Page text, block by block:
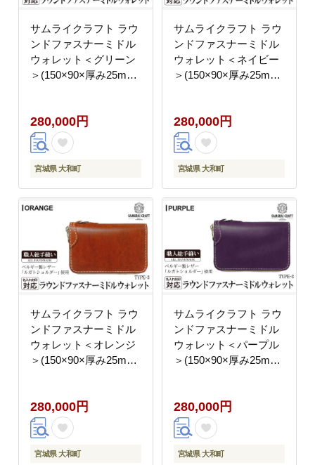
サムライクラフト ラウ
ンドファスナーミドル
ウォレット＜グリーン
＞(150×90×厚み25mm)
フ ルガトショルダー ギ
フト 名入れ 日本製 手
縫い ハンドメイド ファ
ッション 小物 Samurai
Field】ta284-green
280,000円
宮城県 大和町
サムライクラフト ラウ
ンドファスナーミドル
ウォレット＜ネイビー
＞(150×90×厚み25mm)
フ ルガトショルダー ギ
フト 名入れ 日本製 手
縫い ハンドメイド ファ
ッション 小物 Samurai
Field】ta284-navy
280,000円
宮城県 大和町
サムライクラフト ラウ
ンドファスナーミドル
ウォレット＜オレンジ
＞(150×90×厚み25mm)
フ ルガトショルダー ギ
フト 名入れ 日本製 手
縫い ハンドメイド ファ
ッション 小物 Samurai
280,000円
宮城県 大和町
サムライクラフト ラウ
ンドファスナーミドル
ウォレット＜パープル
＞(150×90×厚み25mm)
フ ルガトショルダー ギ
フト 名入れ 日本製 手
縫い ハンドメイド ファ
ッション 小物 Samurai
280,000円
宮城県 大和町